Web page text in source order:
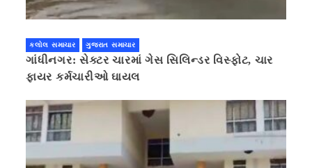
કલોલ સમાચાર ગુજરાત સમાચાર
ગાંધીનગર: સેક્ટર ચારમાં ગેસ સિલિન્ડર વિસ્ફોટ, ચાર
ફાયર કર્મચારીઓ ઘાયલ